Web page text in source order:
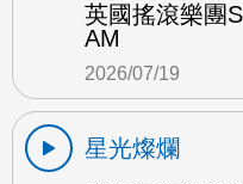
英國搖滾樂團
AM
2026/07/19
星光燦爛